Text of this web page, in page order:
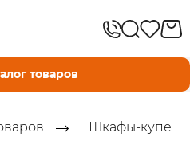
товаров
Шкафы-купе